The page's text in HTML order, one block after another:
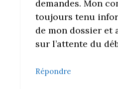
demandes. Mon
toujours tenu
de mon dossier et
sur l’attente du
Répondre